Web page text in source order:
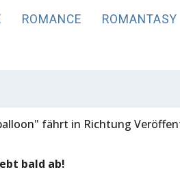
ROMANCE ROMANTASY
fährt in Richtung
bald ab!